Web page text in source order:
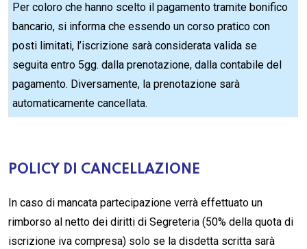
Per coloro che hanno scelto il pagamento tramite bonifico
bancario, si informa che essendo un corso pratico con
posti limitati, l’iscrizione sarà considerata valida se
seguita entro 5gg. dalla prenotazione, dalla contabile del
pagamento. Diversamente, la prenotazione sarà
automaticamente cancellata.
POLICY DI CANCELLAZIONE
In caso di mancata partecipazione verrà effettuato un
rimborso al netto dei diritti di Segreteria (50% della quota di
iscrizione iva compresa) solo se la disdetta scritta sarà